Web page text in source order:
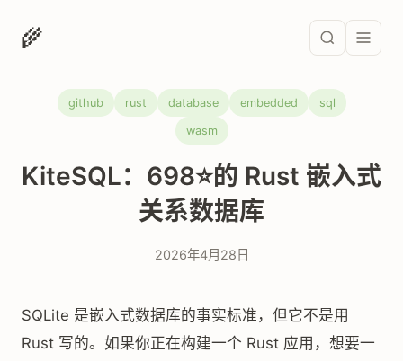
🌾
github rust database embedded sql
wasm
KiteSQL：698⭐的 Rust 嵌入式
关系数据库
2026年4月28日
SQLite 是嵌入式数据库的事实标准，但它不是用
Rust 写的。如果你正在构建一个 Rust 应用，想要一